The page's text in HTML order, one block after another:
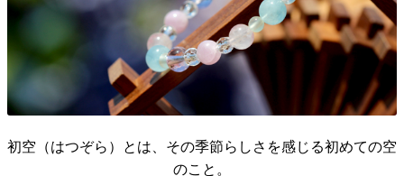
初空（はつぞら）とは、その季節らしさを感じる初めての空
のこと。